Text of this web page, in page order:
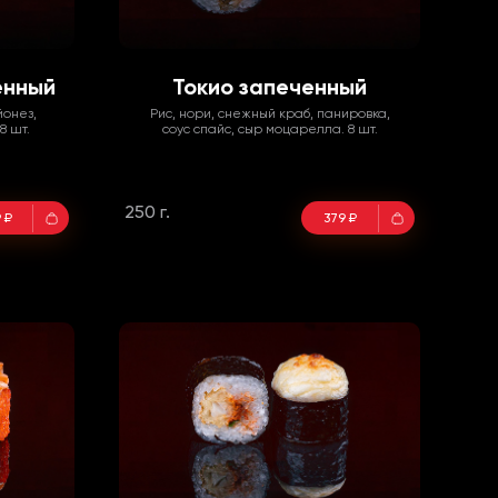
шт.
₽
Токио запеченный
Рис, нори, снежный краб, панировка,
соус спайс, сыр моцарелла. 8 шт.
250 г. 379 ₽